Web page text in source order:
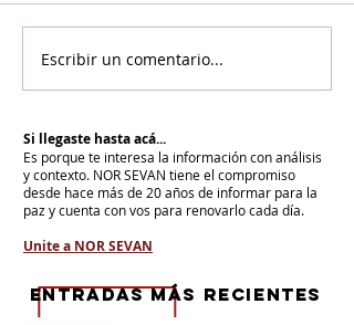
Escribir un comentario...
Si llegaste hasta acá...
Es porque te interesa la información con análisis
y contexto. NOR SEVAN tiene el compromiso
desde hace más de 20 años de informar para la
paz y cuenta con vos para renovarlo cada día.
Unite a NOR SEVAN
eNTRADAS MÁS RECIENTES